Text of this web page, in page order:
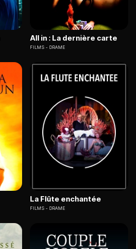
All in : La dernière carte
FILMS DRAME
La Flûte enchantée
FILMS DRAME